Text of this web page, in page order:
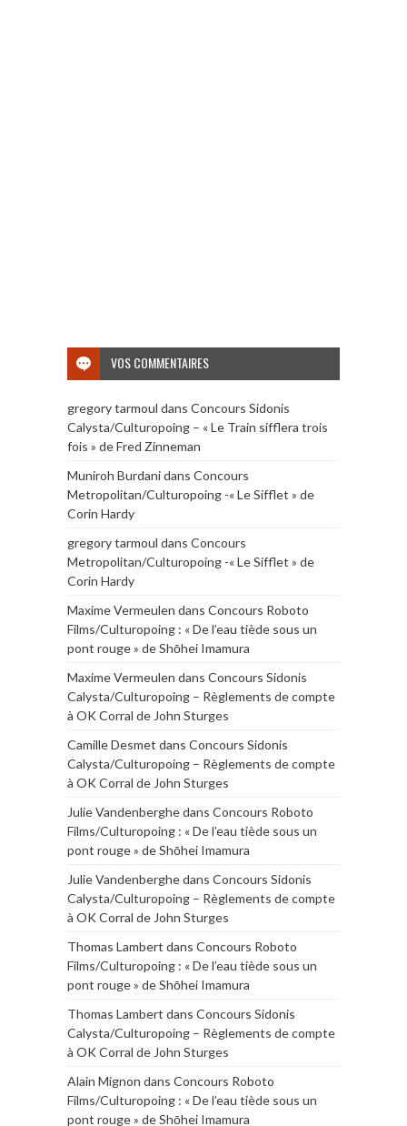
VOS COMMENTAIRES
gregory tarmoul dans Concours Sidonis
Calysta/Culturopoing – « Le Train sifflera trois
fois » de Fred Zinneman
Muniroh Burdanidans Concours
Metropolitan/Culturopoing -« Le Sifflet » de
Corin Hardy
gregory tarmoul dans Concours
Metropolitan/Culturopoing -« Le Sifflet » de
Corin Hardy
Maxime Vermeulen dans Concours Roboto
Films/Culturopoing : « De l’eau tiède sous un
pont rouge » de Shōhei Imamura
Maxime Vermeulen dans Concours Sidonis
Calysta/Culturopoing – Règlements de compte
à OK Corral de John Sturges
Camille Desmet dans Concours Sidonis
Calysta/Culturopoing – Règlements de compte
à OK Corral de John Sturges
Julie Vandenberghedans Concours Roboto
Films/Culturopoing : « De l’eau tiède sous un
pont rouge » de Shōhei Imamura
Julie Vandenberghedans Concours Sidonis
Calysta/Culturopoing – Règlements de compte
à OK Corral de John Sturges
Thomas Lambert dans Concours Roboto
Films/Culturopoing : « De l’eau tiède sous un
pont rouge » de Shōhei Imamura
Thomas Lambert dans Concours Sidonis
Calysta/Culturopoing – Règlements de compte
à OK Corral de John Sturges
Alain Mignon dans Concours Roboto
Films/Culturopoing : « De l’eau tiède sous un
pont rouge » de Shōhei Imamura